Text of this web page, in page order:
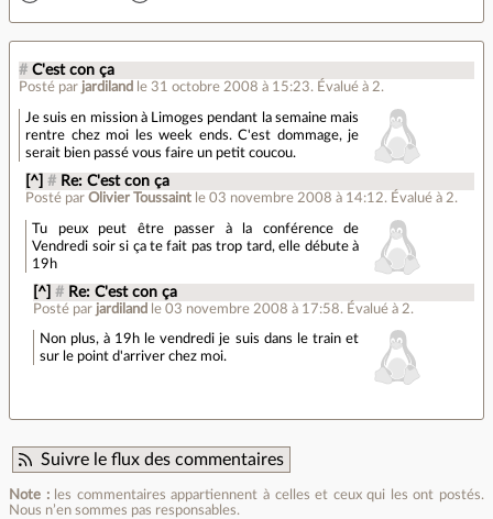
# C'est con ça
Posté par jardiland le 31 octobre 2008 à 15:23. Évalué à 2.
Je suis en mission à Limoges pendant la semaine mais
rentre chez moi les week ends. C'est dommage, je
serait bien passé vous faire un petit coucou.
[^] # Re: C'est con ça
Posté parOlivier Toussaint le 03 novembre 2008 à 14:12. Évalué à 2.
Tu peux peut être passer à la conférence de
Vendredi soir si ça te fait pas trop tard, elle débute à
19h
[^] # Re: C'est con ça
Posté par jardiland le 03 novembre 2008 à 17:58. Évalué à 2.
Non plus, à 19h le vendredi je suis dans le train et
sur le point d'arriver chez moi.
Suivre le flux des commentaires
Note :les commentaires appartiennent à celles et ceux qui les ont postés.
Nous n’en sommes pas responsables.